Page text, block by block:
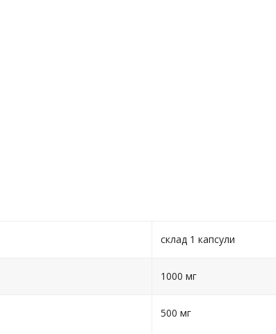
склад 1 капсули
1000 мг
500 мг